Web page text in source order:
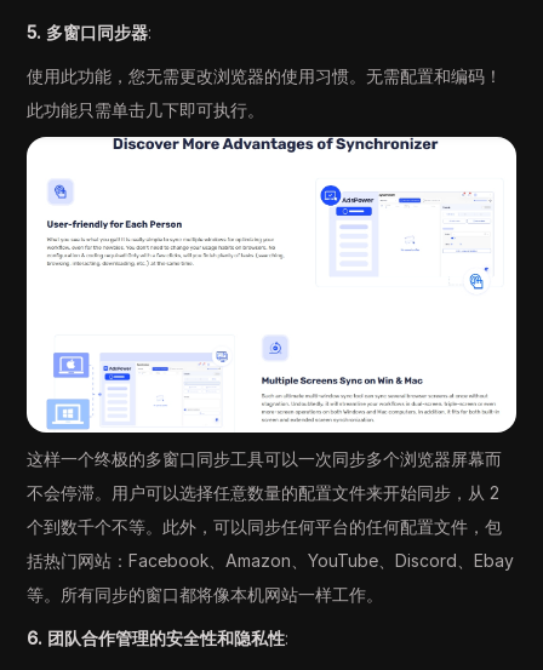
5. 多窗口同步器:
使用此功能，您无需更改浏览器的使用习惯。无需配置和编码！
此功能只需单击几下即可执行。
这样一个终极的多窗口同步工具可以一次同步多个浏览器屏幕而
不会停滞。用户可以选择任意数量的配置文件来开始同步，从 2
个到数千个不等。此外，可以同步任何平台的任何配置文件，包
括热门网站：Facebook、Amazon、YouTube、Discord、Ebay
等。所有同步的窗口都将像本机网站一样工作。
6. 团队合作管理的安全性和隐私性: